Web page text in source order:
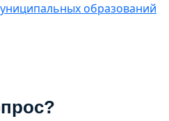
образований